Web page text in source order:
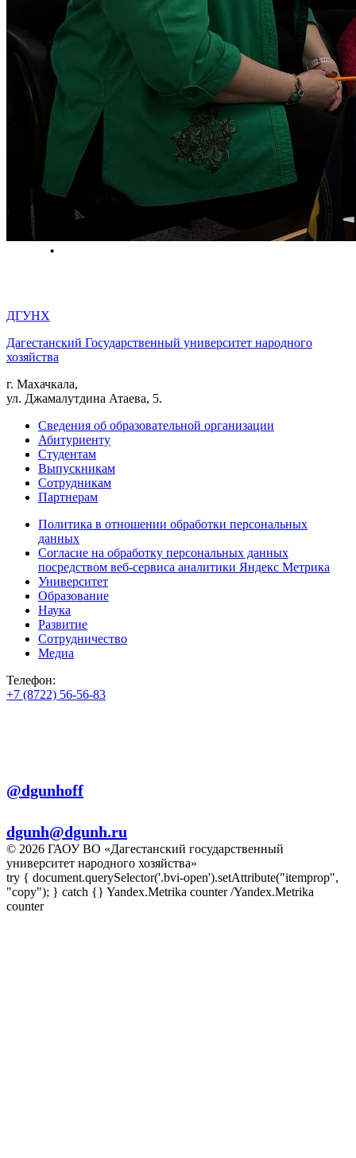
ДГУНХ
Дагестанский Государственный университет народного
хозяйства
г. Махачкала,
ул. Джамалутдина Атаева, 5.
Сведения об образовательной организации
Абитуриенту
Студентам
Выпускникам
Сотрудникам
Партнерам
Политика в отношении обработки персональных
данных
Согласие на обработку персональных данных
посредством веб-сервиса аналитики Яндекс Метрика
Университет
Образование
Наука
Развитие
Сотрудничество
Медиа
Телефон:
+7 (8722) 56-56-83
@dgunhoff
dgunh@dgunh.ru
© 2026 ГАОУ ВО «Дагестанский государственный
университет народного хозяйства»
try { document.querySelector('.bvi-open').setAttribute("itemprop",
"copy"); } catch {} Yandex.Metrika counter/Yandex.Metrika
counter